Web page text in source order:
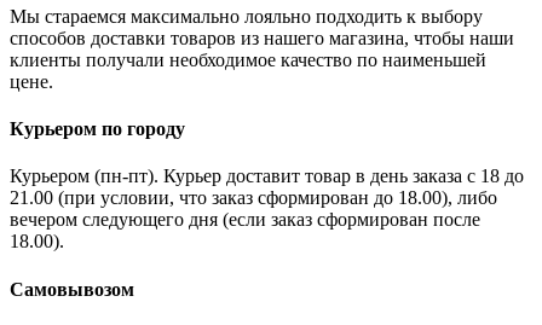
Мы стараемся максимально лояльно подходить к выбору
способов доставки товаров из нашего магазина, чтобы наши
клиенты получали необходимое качество по наименьшей
цене.
Курьером по городу
Курьером (пн-пт). Курьер доставит товар в день заказа с 18 до
21.00 (при условии, что заказ сформирован до 18.00), либо
вечером следующего дня (если заказ сформирован после
18.00).
Самовывозом